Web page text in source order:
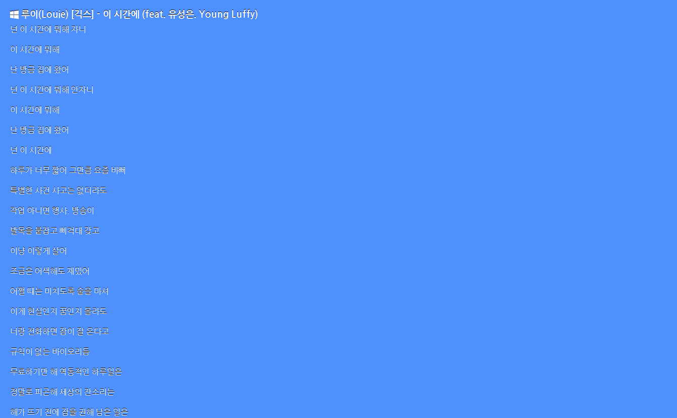
루이(Louie) [긱스] - 이 시간에 (feat. 유성은. Young Luffy)
넌 이 시간에 뭐해 자니
이 시간에 뭐해
난 방금 집에 왔어
넌 이 시간에 뭐해 안자니
이 시간에 뭐해
난 방금 집에 왔어
넌 이 시간에
하루가 너무 짧어 그만큼 요즘 바뻐
특별한 사건 사고는 없더라도
작업 아니면 행사. 방송이
발목을 붙잡고 삐걱대 갖고
이냥 이렇게 살어
조금은 어색해도 재밌어
어쩔 때는 미치도록 술을 마셔
이게 현실인지 꿈인지 몰라도
너랑 전화하면 잠이 잘 온다고
규칙이 없는 바이오리듬
무료하기만 해 역동적인 하루일은
정말로 피곤해 세상의 잔소리는
해가 뜨기 전에 잠을 권해 남은 일은